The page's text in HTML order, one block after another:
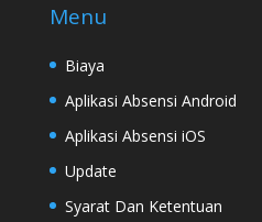
Menu
Biaya
Aplikasi Absensi Android
Aplikasi Absensi iOS
Update
Syarat Dan Ketentuan